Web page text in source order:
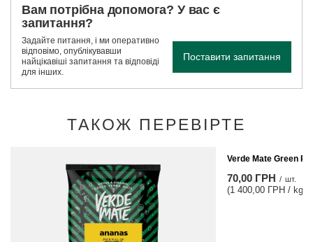
Вам потрібна допомога? У вас є
запитання?
Задайте питання, і ми оперативно
відповімо, опублікувавши
найцікавіші запитання та відповіді
для інших.
Поставити запитання
ТАКОЖ ПЕРЕВІРТЕ
Verde Mate Green
70,00 ГРН / шт.
(1 400,00 ГРН / kg)